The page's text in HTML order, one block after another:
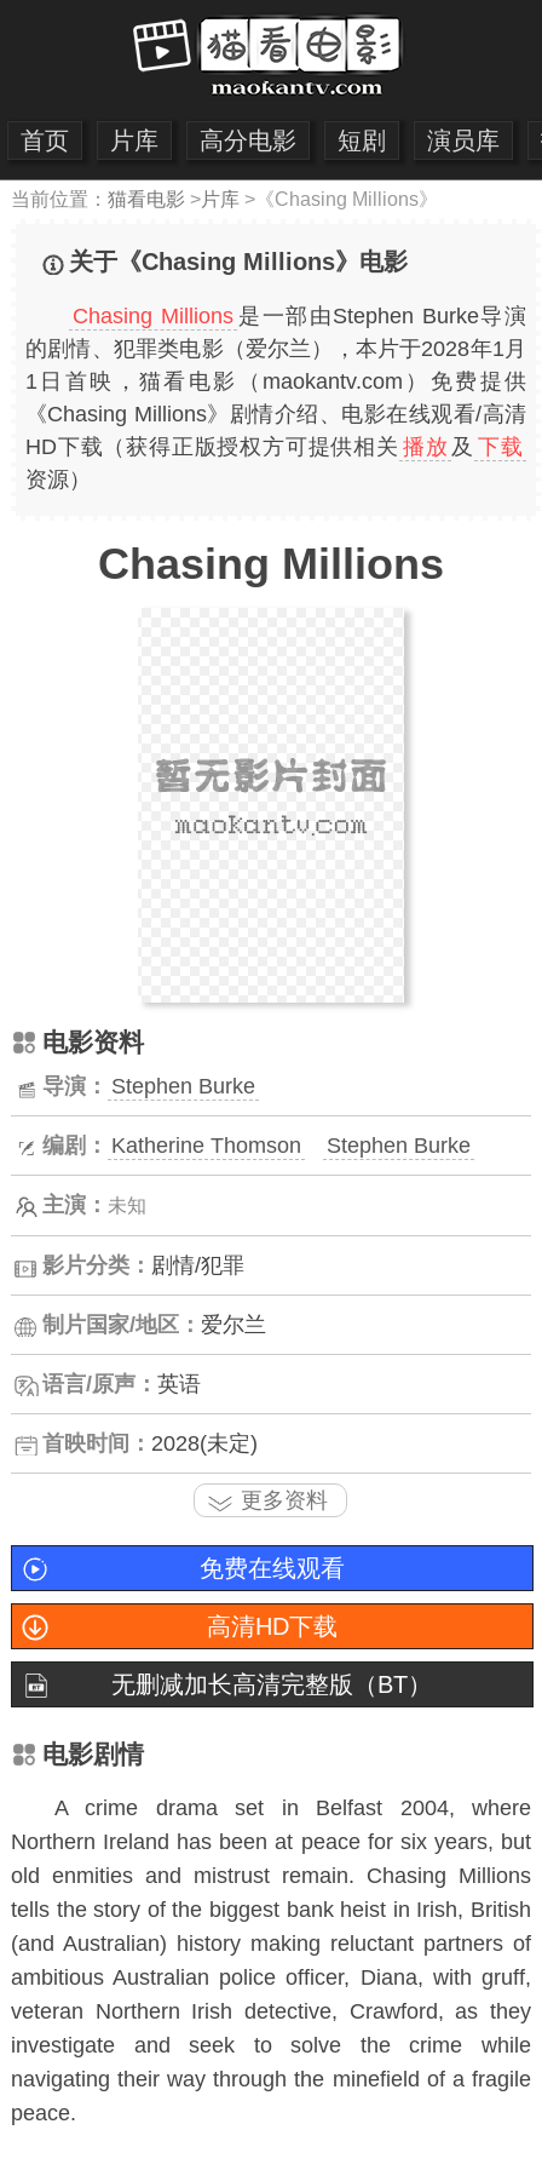
首页 片库 高分电影 短剧 演员库
当前位置： 猫看电影 >片库>《Chasing Millions》
关于《Chasing Millions》电影
Chasing Millions 是一部由Stephen Burke导演
的剧情、犯罪类电影（爱尔兰），本片于2028年1月
1日首映，猫看电影（maokantv.com）免费提供
《Chasing Millions》剧情介绍、电影在线观看/高清
HD下载（获得正版授权方可提供相关 播放 及 下载
资源）
Chasing Millions
电影资料
导演： Stephen Burke
编剧： Katherine Thomson Stephen Burke
主演： 未知
影片分类： 剧情/犯罪
制片国家/地区： 爱尔兰
语言/原声： 英语
首映时间： 2028(未定)
更多资料
免费在线观看
高清HD下载
无删减加长高清完整版（BT）
电影剧情
A crime drama set in Belfast 2004, where
Northern Ireland has been at peace for six years, but
old enmities and mistrust remain. Chasing Millions
tells the story of the biggest bank heist in Irish, British
(and Australian) history making reluctant partners of
ambitious Australian police officer, Diana, with gruff,
veteran Northern Irish detective, Crawford, as they
investigate and seek to solve the crime while
navigating their way through the minefield of a fragile
peace.